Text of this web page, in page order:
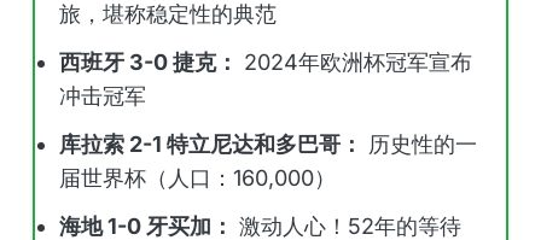
旅，堪称稳定性的典范
西班牙 3-0 捷克：
2024年欧洲杯冠军宣布
冲击冠军
库拉索 2-1 特立尼达和多巴哥：
历史性的一
届世界杯（人口：160,000）
海地 1-0 牙买加： 激动人心！52年的等待